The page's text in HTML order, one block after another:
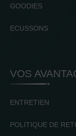
GOODIES
ECUSSONS
VOS
ENTRETIEN
POLITIQUE DE